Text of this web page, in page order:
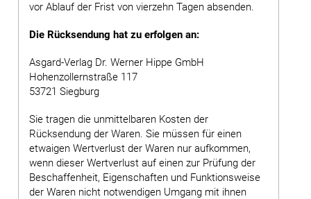
vor Ablauf der Frist von vierzehn Tagen absenden.
Die Rücksendung hat zu erfolgen an:
Asgard-Verlag Dr. Werner Hippe GmbH
Hohenzollernstraße 117
53721 Siegburg
Sie tragen die unmittelbaren Kosten der
Rücksendung der Waren. Sie müssen für einen
etwaigen Wertverlust der Waren nur aufkommen,
wenn dieser Wertverlust auf einen zur Prüfung der
Beschaffenheit, Eigenschaften und Funktionsweise
der Waren nicht notwendigen Umgang mit ihnen